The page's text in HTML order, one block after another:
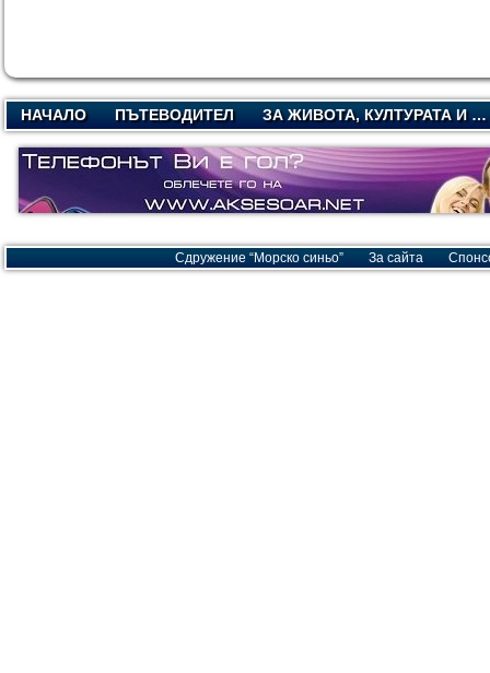
НАЧАЛО ПЪТЕВОДИТЕЛ ЗА ЖИВОТА, КУЛТУРАТА И …
Сдружение “Морско синьо” За сайта